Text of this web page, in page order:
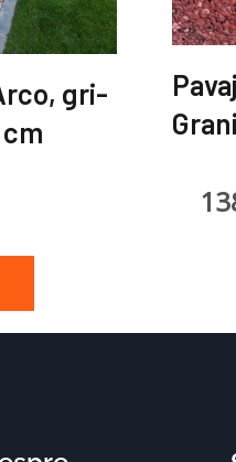
gri-